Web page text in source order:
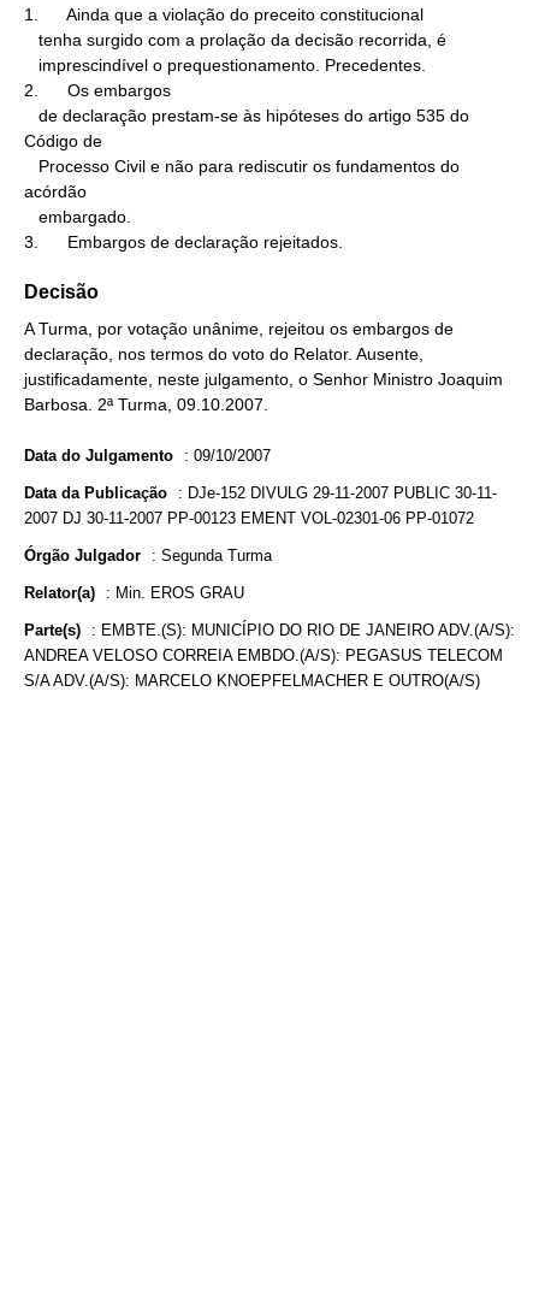
1.      Ainda que a violação do preceito constitucional
2.      Os embargos
Código de
acórdão
3.      Embargos de declaração rejeitados.
Decisão
A Turma, por votação unânime, rejeitou os embargos de
declaração, nos termos do voto do Relator. Ausente,
justificadamente, neste julgamento, o Senhor Ministro Joaquim
Barbosa. 2ª Turma, 09.10.2007.
Data do Julgamento : 09/10/2007
Data da Publicação : DJe-152 DIVULG 29-11-2007 PUBLIC 30-11-
2007 DJ 30-11-2007 PP-00123 EMENT VOL-02301-06 PP-01072
Órgão Julgador : Segunda Turma
Relator(a) : Min. EROS GRAU
Parte(s) : EMBTE.(S): MUNICÍPIO DO RIO DE JANEIRO ADV.(A/S):
ANDREA VELOSO CORREIA EMBDO.(A/S): PEGASUS TELECOM
S/A ADV.(A/S): MARCELO KNOEPFELMACHER E OUTRO(A/S)